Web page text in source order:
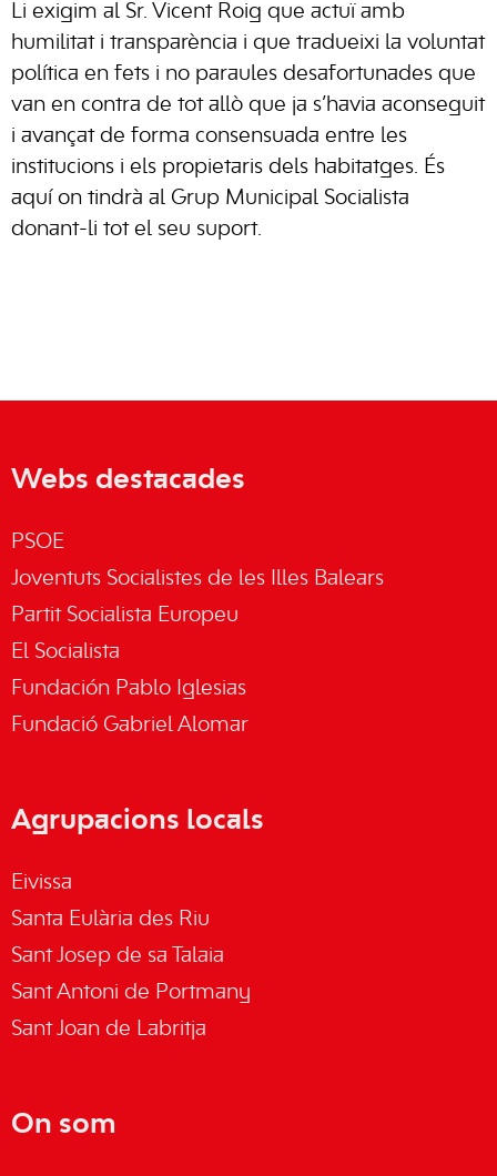
Li exigim al Sr. Vicent Roig que actuï amb
humilitat i transparència i que tradueixi la voluntat
política en fets i no paraules desafortunades que
van en contra de tot allò que ja s’havia aconseguit
i avançat de forma consensuada entre les
institucions i els propietaris dels habitatges. És
aquí on tindrà al Grup Municipal Socialista
donant-li tot el seu suport.
Webs destacades
PSOE
Joventuts Socialistes de les Illes Balears
Partit Socialista Europeu
El Socialista
Fundación Pablo Iglesias
Fundació Gabriel Alomar
Agrupacions locals
Eivissa
Santa Eulària des Riu
Sant Josep de sa Talaia
Sant Antoni de Portmany
Sant Joan de Labritja
On som